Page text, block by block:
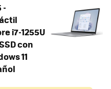
-
i7-1255U
con
11